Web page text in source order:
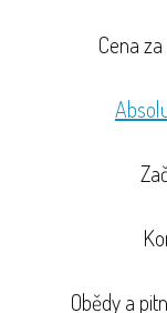
Cena
Obědy a